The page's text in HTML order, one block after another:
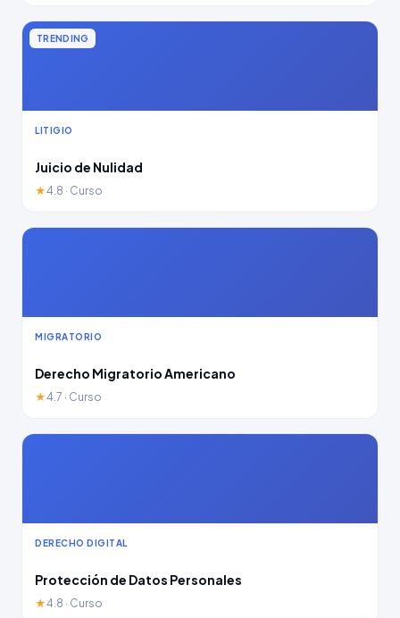
TRENDING
LITIGIO
Juicio de Nulidad
★4.8 · Curso
MIGRATORIO
Derecho Migratorio Americano
★4.7 · Curso
DERECHO DIGITAL
Protección de Datos Personales
★4.8 · Curso